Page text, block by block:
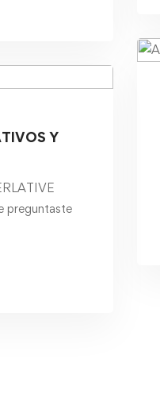
Y
preguntaste